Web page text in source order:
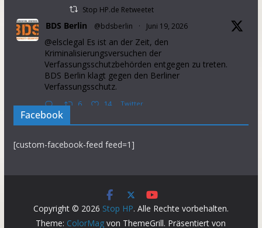
Stop HP.de Retweetet
BDS Berlin @bdsberlin · Juni 19, 2026
@elsclegal Es ist an der Zeit, den
Kriminalisierungsversuchen der
Verfassungsschutzbehörden entgegen zu treten.
BDS Berlin klagt gegen den Berliner
Verfassungsschutz.
6 14 Twitter
37 aid organisations from operating in the Occupied
Palestinian Territory. This will further intensify
suffering in the Gaza Strip.
Facebook
[custom-facebook-feed feed=1]
Copyright © 2026 Stop HP. Alle Rechte vorbehalten.
Theme: ColorMag von ThemeGrill. Präsentiert von